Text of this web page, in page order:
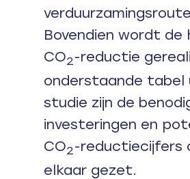
Bovendien wordt de
CO2-reductie
onderstaande tabel
studie zijn de
investeringen en
CO2-reductiecijfers
elkaar gezet.